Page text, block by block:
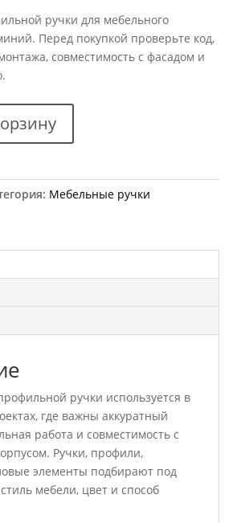
ручки для мебельного
Перед покупкой проверьте код,
совместимость с фасадом и
Мебельные ручки
ручки используется в
где важны аккуратный
работа и совместимость с
Ручки, профили,
элементы подбирают под
мебели, цвет и способ